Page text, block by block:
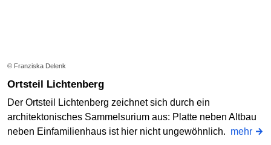
© Franziska Delenk
Ortsteil Lichtenberg
Der Ortsteil Lichtenberg zeichnet sich durch ein
architektonisches Sammelsurium aus: Platte neben Altbau
neben Einfamilienhaus ist hier nicht ungewöhnlich. mehr